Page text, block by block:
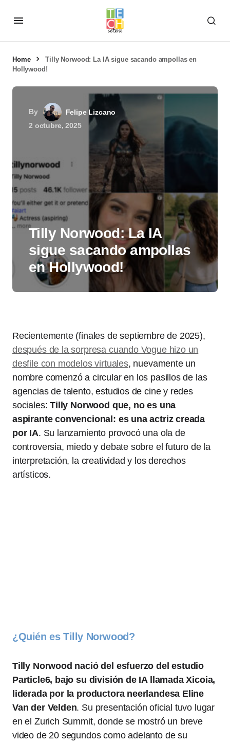
Home
Tilly Norwood: La IA sigue sacando ampollas en
Hollywood!
By
Felipe Lizcano
2 octubre, 2025
Tilly Norwood: La IA
sigue sacando ampollas
en Hollywood!
Recientemente (finales de septiembre de 2025),
después de la sorpresa cuando Vogue hizo un
desfile con modelos virtuales, nuevamente un
nombre comenzó a circular en los pasillos de las
agencias de talento, estudios de cine y redes
sociales:Tilly Norwood que, no es una
aspirante convencional: es una actriz creada
por IA. Su lanzamiento provocó una ola de
controversia, miedo y debate sobre el futuro de la
interpretación, la creatividad y los derechos
artísticos.
¿Quién es Tilly Norwood?
Tilly Norwood nació del esfuerzo del estudio
Particle6, bajo su división de IA llamada Xicoia,
liderada por la productora neerlandesa Eline
Van der Velden. Su presentación oficial tuvo lugar
en el Zurich Summit, donde se mostró un breve
video de 20 segundos como adelanto de su